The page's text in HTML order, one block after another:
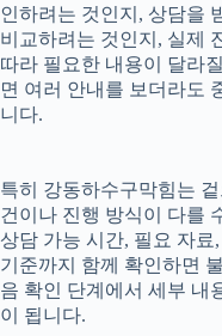
인하려는 것인지, 상담을
비교하려는 것인지, 실제
따라 필요한 내용이 달라
면 여러 안내를 보더라도
니다.
특히 강동하수구막힘는
건이나 진행 방식이 다를
상담 가능 시간, 필요 자료
기준까지 함께 확인하면
음 확인 단계에서 세부 내
이 됩니다.